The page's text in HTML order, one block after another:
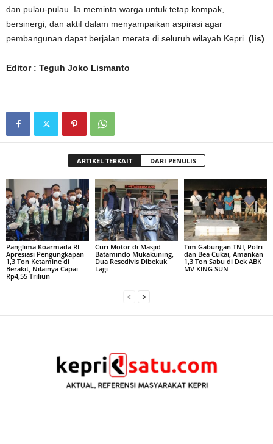
dan pulau-pulau. Ia meminta warga untuk tetap kompak,
bersinergi, dan aktif dalam menyampaikan aspirasi agar
pembangunan dapat berjalan merata di seluruh wilayah Kepri. (lis)
Editor : Teguh Joko Lismanto
ARTIKEL TERKAIT DARI PENULIS
Panglima Koarmada RI
Apresiasi Pengungkapan
1,3 Ton Ketamine di
Berakit, Nilainya Capai
Rp4,55 Triliun
Curi Motor di Masjid
Batamindo Mukakuning,
Dua Resedivis Dibekuk
Lagi
Tim Gabungan TNI, Polri
dan Bea Cukai, Amankan
1,3 Ton Sabu di Dek ABK
MV KING SUN